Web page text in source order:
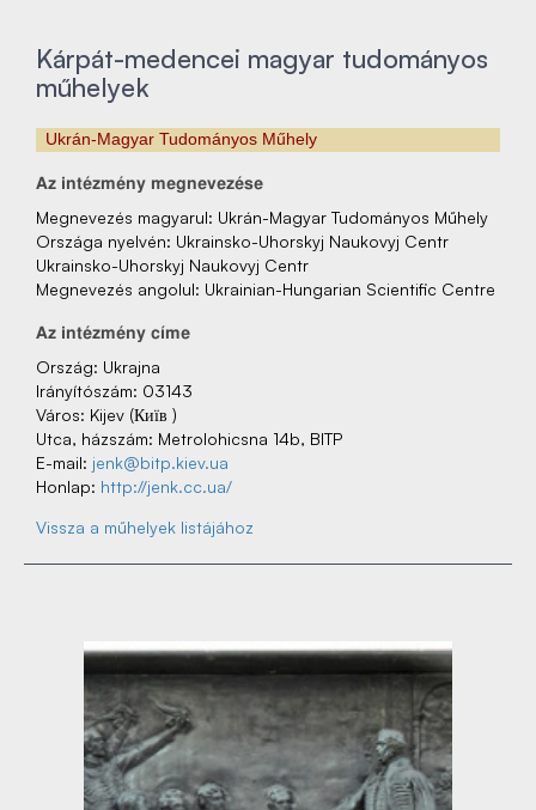
Kárpát-medencei magyar tudományos
műhelyek
Ukrán-Magyar Tudományos Műhely
Az‌ intézmény‌ megnevezése
Megnevezés‌ magyarul: Ukrán-Magyar Tudományos Műhely
Országa nyelvén: Ukrainsko-Uhorskyj Naukovyj Centr
Ukrainsko-Uhorskyj Naukovyj Centr
Megnevezés‌ angolul: Ukrainian-Hungarian Scientific Centre
Az‌ intézmény‌ címe
Ország: Ukrajna
Irányítószám: 03143
Város: Kijev (Київ )
Utca, házszám: Metrolohicsna 14b, BITP
E-mail: jenk@bitp.kiev.ua
Honlap: http://jenk.cc.ua/
Vissza a műhelyek listájához